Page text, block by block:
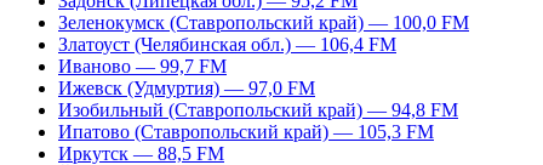
Зеленокумск (Ставропольский край) — 100,0 FM
Златоуст (Челябинская обл.) — 106,4 FM
Иваново — 99,7 FM
Ижевск (Удмуртия) — 97,0 FM
Изобильный (Ставропольский край) — 94,8 FM
Ипатово (Ставропольский край) — 105,3 FM
Иркутск — 88,5 FM